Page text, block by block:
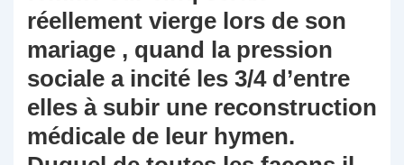
réellement vierge lors de son
mariage , quand la pression
sociale a incité les 3/4 d’entre
elles à subir une reconstruction
médicale de leur hymen.